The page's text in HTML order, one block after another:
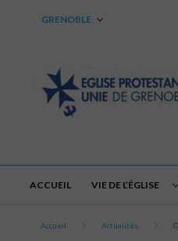
GRENOBLE
ACCUEIL VIE DE L’ÉGLISE
Accueil Actualités